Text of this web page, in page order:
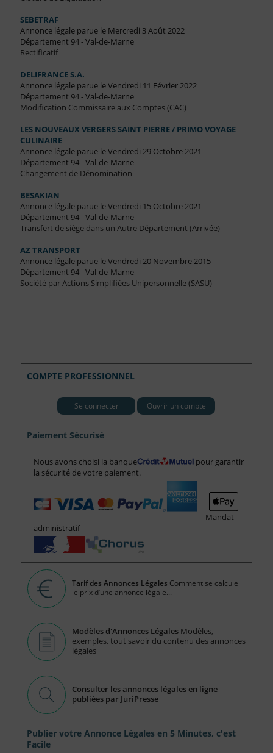
SEBETRAF
Annonce légale parue le Mercredi 3 Août 2022
Département 94 - Val-de-Marne
Rectificatif
DELIFRANCE S.A.
Annonce légale parue le Vendredi 11 Février 2022
Département 94 - Val-de-Marne
Modification Commissaire aux Comptes (CAC)
LES NOUVEAUX VERGERS SAINT PIERRE / PRIMO VOYAGE
CULINAIRE
Annonce légale parue le Vendredi 29 Octobre 2021
Département 94 - Val-de-Marne
Changement de Dénomination
BESAKIAN
Annonce légale parue le Vendredi 15 Octobre 2021
Département 94 - Val-de-Marne
Transfert de siège dans un Autre Département (Arrivée)
AZ TRANSPORT
Annonce légale parue le Vendredi 20 Novembre 2015
Département 94 - Val-de-Marne
Société par Actions Simplifiées Unipersonnelle (SASU)
COMPTE PROFESSIONNEL
Se connecter Ouvrir un compte
Paiement Sécurisé
Nous avons choisi la banque
pour garantir
la sécurité de votre paiement.
Mandat
administratif
Tarif des Annonces Légales Comment se calcule
le prix d’une annonce légale...
Modèles d'Annonces Légales Modèles,
exemples, tout savoir du contenu des annonces
légales
Consulter les annonces légales en ligne
publiées par JuriPresse
Publier votre Annonce Légales en 5 Minutes, c'est
Facile